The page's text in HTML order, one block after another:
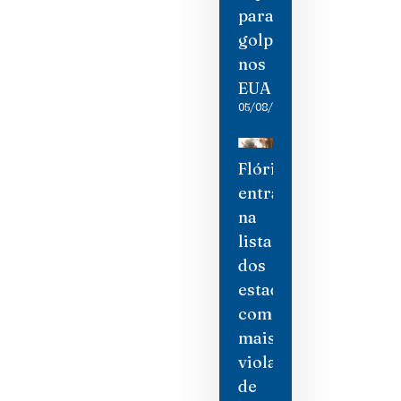
para
golpistas
nos
EUA
05/08/2026
Flórida
entra
na
lista
dos
estados
com
mais
violações
de